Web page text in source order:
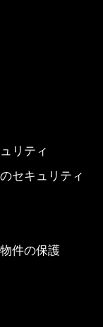
リティ
セキュリティ
件の保護